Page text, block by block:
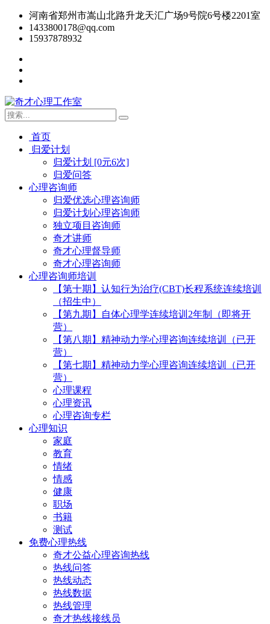
河南省郑州市嵩山北路升龙天汇广场9号院6号楼2201室
1433800178@qq.com
15937878932
首页
归爱计划
归爱计划 [0元6次]
归爱问答
心理咨询师
归爱优选心理咨询师
归爱计划心理咨询师
独立项目咨询师
奇才讲师
奇才心理督导师
奇才心理咨询师
心理咨询师培训
【第十期】认知行为治疗(CBT)长程系统连续培训
（招生中）
【第九期】自体心理学连续培训2年制（即将开
营）
【第八期】精神动力学心理咨询连续培训（已开
营）
【第七期】精神动力学心理咨询连续培训（已开
营）
心理课程
心理资讯
心理咨询专栏
心理知识
家庭
教育
情绪
情感
健康
职场
书籍
测试
免费心理热线
奇才公益心理咨询热线
热线问答
热线动态
热线数据
热线管理
奇才热线接线员